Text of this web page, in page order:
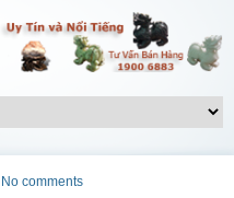
No comments